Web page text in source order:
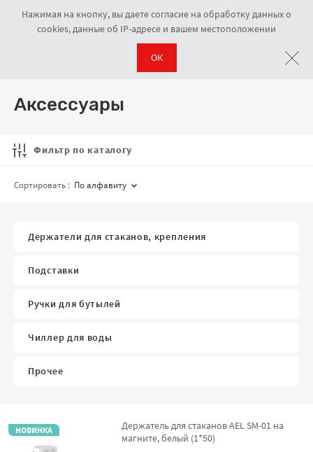
Аксессуары
Аксессуары
Фильтр по каталогу
Сортировать : По алфавиту
Держатели для стаканов, крепления
Подставки
Ручки для бутылей
Чиллер для воды
Прочее
Держатель для стаканов AEL SM-01 на
магните, белый (1*50)
НОВИНКА
Нажимая на кнопку, вы даете согласие на обработку данных о
cookies, данные об IP-адресе и вашем местоположении
ОК